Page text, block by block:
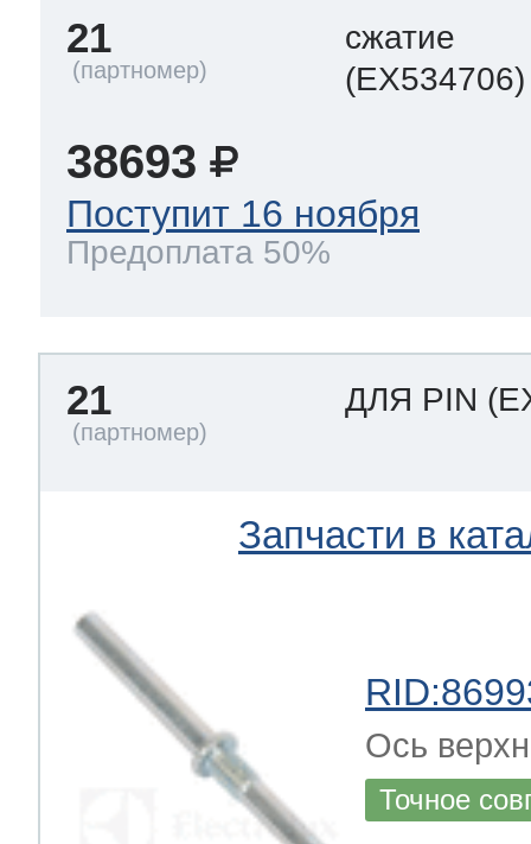
21
сжатие
(EX534706)
38693
Поступит 16 ноября
Предоплата 50%
21 ДЛЯ PIN
Запчасти в
Ось
Точное